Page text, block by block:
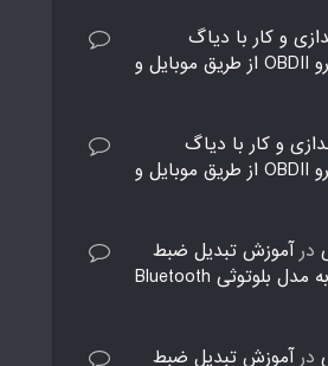
و کار با دیاگ
ELM327 خودرو OBDII از طریق موبایل و
و کار با دیاگ
ELM327 خودرو OBDII از طریق موبایل و
درآموزش تبدیل ضبط
صوت قدیمی به مدل بلوتوثی Bluetooth
درآموزش تبدیل ضبط